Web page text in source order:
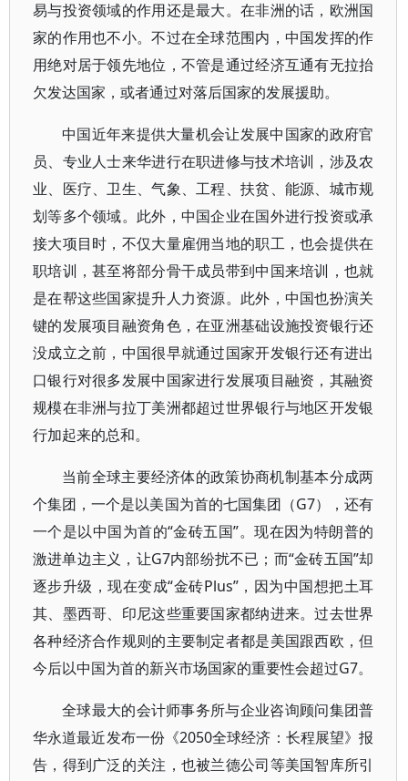
易与投资领域的作用还是最大。在非洲的话，欧洲国
家的作用也不小。不过在全球范围内，中国发挥的作
用绝对居于领先地位，不管是通过经济互通有无拉抬
欠发达国家，或者通过对落后国家的发展援助。
中国近年来提供大量机会让发展中国家的政府官
员、专业人士来华进行在职进修与技术培训，涉及农
业、医疗、卫生、气象、工程、扶贫、能源、城市规
划等多个领域。此外，中国企业在国外进行投资或承
接大项目时，不仅大量雇佣当地的职工，也会提供在
职培训，甚至将部分骨干成员带到中国来培训，也就
是在帮这些国家提升人力资源。此外，中国也扮演关
键的发展项目融资角色，在亚洲基础设施投资银行还
没成立之前，中国很早就通过国家开发银行还有进出
口银行对很多发展中国家进行发展项目融资，其融资
规模在非洲与拉丁美洲都超过世界银行与地区开发银
行加起来的总和。
当前全球主要经济体的政策协商机制基本分成两
个集团，一个是以美国为首的七国集团（G7），还有
一个是以中国为首的“金砖五国”。现在因为特朗普的
激进单边主义，让G7内部纷扰不已；而“金砖五国”却
逐步升级，现在变成“金砖Plus”，因为中国想把土耳
其、墨西哥、印尼这些重要国家都纳进来。过去世界
各种经济合作规则的主要制定者都是美国跟西欧，但
今后以中国为首的新兴市场国家的重要性会超过G7。
全球最大的会计师事务所与企业咨询顾问集团普
华永道最近发布一份《2050全球经济：长程展望》报
告，得到广泛的关注，也被兰德公司等美国智库所引